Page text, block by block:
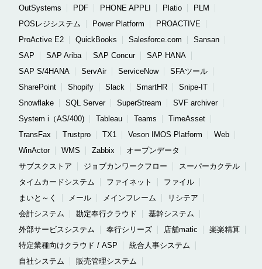
OutSystems
PDF PHONE APPLI Platio
PLM
POSレジシステム
Power Platform
PROACTIVE
ProActive E2
QuickBooks Salesforce.com
Sansan
SAP
SAP Ariba SAP Concur
SAP HANA
SAP S/4HANA
ServAir ServiceNow
SFAツール
SharePoint
Shopify Slack SmartHR
Snipe-IT
Snowflake
SQL Server SuperStream
SVF archiver
System i（AS/400)
Tableau Teams
TimeAsset
TransFax
Trustpro TX1 Veson IMOS Platform
Web
WinActor
WMS Zabbix
オープンデータ
サブスクストア
ジョブカンワークフロー
スーパーカクテル
タイムカードシステム
ファイネット
ファイル
まいと～く
メール メインフレーム
リシテア
会計システム
勘定奉行クラウド
基幹システム
外部サービスシステム
奉行シリーズ 店舗matic
楽楽精算
特定業種向けクラウド / ASP
統合人事システム
自社システム
販売管理システム